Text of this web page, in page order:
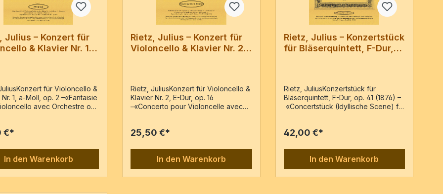
Julius – Konzert für
& Klavier Nr. 1,
für Violoncello &
1, a-Moll, op. 2 –«Fantaisie
avec Orchestre ou
PfVc-Stimme &
€*
In den Warenkorb
Rietz, Julius – Konzert für
Violoncello & Klavier Nr. 2,
Rietz, JuliusKonzert für Violoncello &
Klavier Nr. 2, E-Dur, op. 16
–«Concerto pour Violoncelle avec
Kistner, PN1423.1424, [c1844]Vc,
Seiten
25,50 €*
In den Warenkorb
Rietz, Julius – Konzertstück
für Bläserquintett, F-Dur,
Rietz, JuliusKonzertstück für
Bläserquintett, F-Dur, op. 41 (1876) –
«Concertstück (Idyllische Scene) für
oder des Pianoforte componirt von
Leipzig + Weimar : Robert Seitz, PN:
R.S.379, [c1876]Fl, Ob, Cl(B), Hn(F),
Fg, Pf5 Stimmen & Klavierpartitur / 80
Seiten
42,00 €*
In den Warenkorb